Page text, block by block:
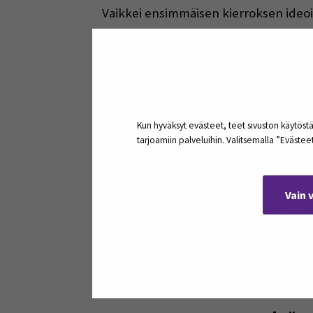
Kun hyväksyt evästeet, teet sivuston
tarjoamiin palveluihin. Valitsemalla
Vain
Vaikkei ensimmäisen kierroksen
materiaaleissa tallessa. Porsaan
lohipiirakka. Voisipa tulla nälkä
näissä mieltymyksissä on
tunnustettava kuullun, että jonkun
viihtynyt opiskelijaryhmässä.
yleisemmin tunnelma on tosiaan